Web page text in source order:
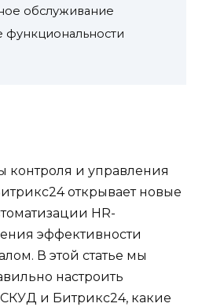
обслуживание
функциональности
контроля и управления
открывает новые
HR-
эффективности
В этой статье мы
настроить
и Битрикс24, какие